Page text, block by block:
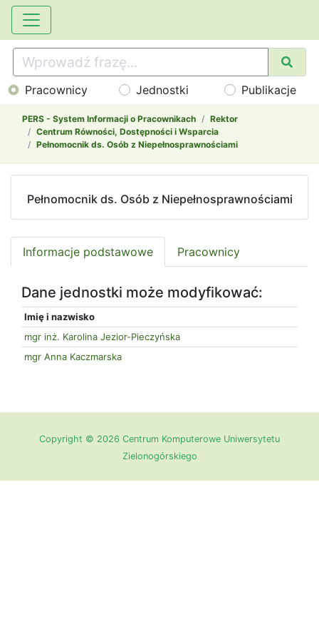
Pracownicy Jednostki Publikacje
PERS - System Informacji o Pracownikach
Rektor
Centrum Równości, Dostępności i Wsparcia
Pełnomocnik ds. Osób z Niepełnosprawnościami
Pełnomocnik ds. Osób z Niepełnosprawnościami
Informacje podstawowe Pracownicy
Dane jednostki może modyfikować:
Imię i nazwisko
mgr inż. Karolina Jezior-Pieczyńska
mgr Anna Kaczmarska
Copyright © 2026 Centrum Komputerowe Uniwersytetu
Zielonogórskiego